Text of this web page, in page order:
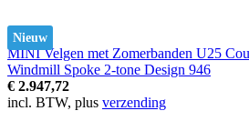
Nieuw
MINI Velgen met Zomerbanden U25
Windmill Spoke 2-tone Design 946
€ 2.947,72
incl. BTW, plus verzending